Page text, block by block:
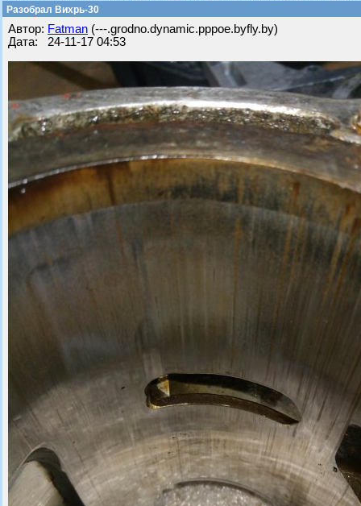
Разобрал Вихрь-30
Автор: Fatman (---.grodno.dynamic.pppoe.byfly.by)
Дата: 24-11-17 04:53